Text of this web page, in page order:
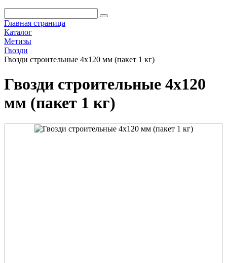
Главная страница
Каталог
Метизы
Гвозди
Гвозди строительные 4х120 мм (пакет 1 кг)
Гвозди строительные 4х120
мм (пакет 1 кг)